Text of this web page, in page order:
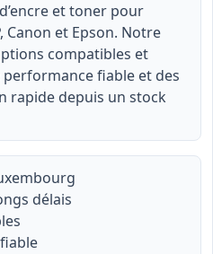
et toner pour
Canon et Epson. Notre
compatibles et
fiable et des
rapide depuis un stock
délais